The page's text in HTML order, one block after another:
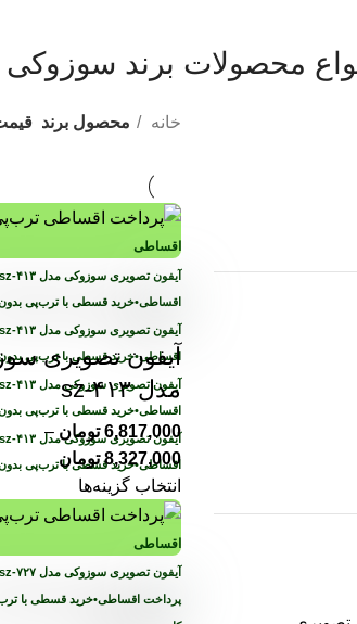
محصولات برند سوزوکی
خانه محصول برند
اقساطی
اقساطی•خرید قسطی با ترب‌پی
اقساطی•خرید قسطی با ترب‌پی
اقساطی•خرید قسطی با ترب‌پی
اقساطی•خرید قسطی با ترب‌پی
آیفون تصویری
مدل sz-۴۱۳
6,817,000 تومان –
8,327,000 تومان
انتخاب گزینه‌ها
اقساطی
پرداخت اقساطی•خرید قسطی با